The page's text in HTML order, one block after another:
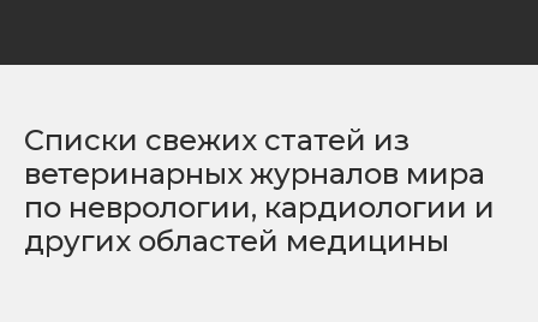
Списки свежих статей из
ветеринарных журналов мира
по неврологии, кардиологии и
других областей медицины